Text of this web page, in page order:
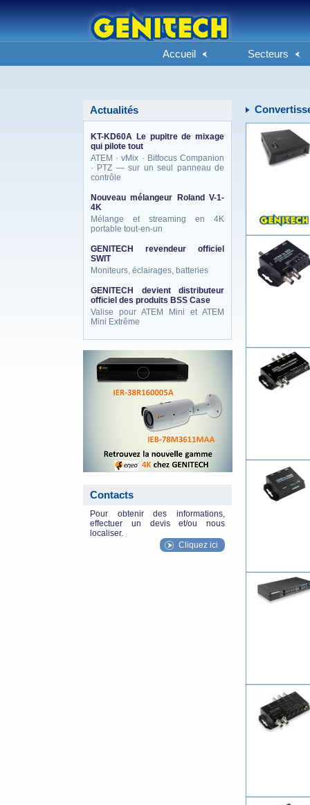
Accueil Secteurs
Actualités
KT-KD60A Le pupitre de mixage
qui pilote tout
ATEM · vMix · Bitfocus Companion
· PTZ — sur un seul panneau de
contrôle
Nouveau mélangeur Roland V-1-
4K
Mélange et streaming en 4K
portable tout-en-un
GENITECH revendeur officiel
SWIT
Moniteurs, éclairages, batteries
GENITECH devient distributeur
officiel des produits BSS Case
Valise pour ATEM Mini et ATEM
Mini Extrême
Contacts
Pour obtenir des informations,
effectuer un devis et/ou nous
localiser.
Cliquez ici